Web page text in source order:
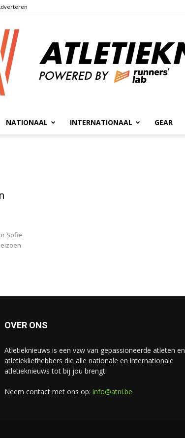
NATIONAAL INTERNATIONAAL GEAR
Sofie
OVER ONS
Atletieknieuws is een vzw van gepassioneerde atleten en
atletiekliefhebbers die alle nationale en internationale
atletieknieuws tot bij jou brengt!
Neem contact met ons op: info@atni.be